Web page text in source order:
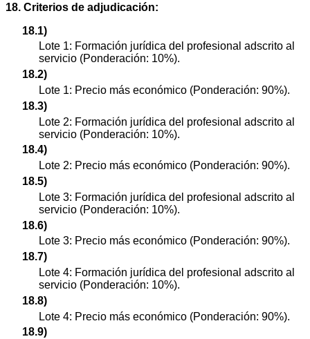
18. Criterios de adjudicación:
18.1)
Lote 1: Formación jurídica del profesional adscrito al
servicio (Ponderación: 10%).
18.2)
Lote 1: Precio más económico (Ponderación: 90%).
18.3)
Lote 2: Formación jurídica del profesional adscrito al
servicio (Ponderación: 10%).
18.4)
Lote 2: Precio más económico (Ponderación: 90%).
18.5)
Lote 3: Formación jurídica del profesional adscrito al
servicio (Ponderación: 10%).
18.6)
Lote 3: Precio más económico (Ponderación: 90%).
18.7)
Lote 4: Formación jurídica del profesional adscrito al
servicio (Ponderación: 10%).
18.8)
Lote 4: Precio más económico (Ponderación: 90%).
18.9)